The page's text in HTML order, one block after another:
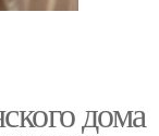
дома